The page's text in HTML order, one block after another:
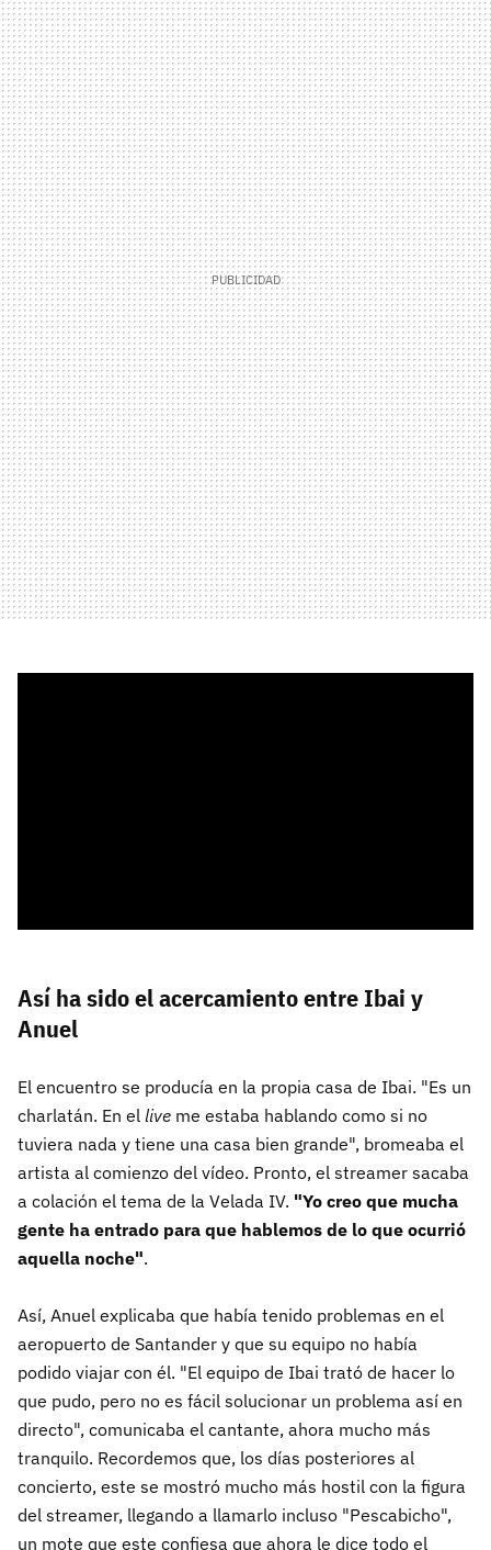
Así ha sido el acercamiento entre Ibai y
Anuel
El encuentro se producía en la propia casa de Ibai. "Es un
charlatán. En el live me estaba hablando como si no
tuviera nada y tiene una casa bien grande", bromeaba el
artista al comienzo del vídeo. Pronto, el streamer sacaba
a colación el tema de la Velada IV. "Yo creo que mucha
gente ha entrado para que hablemos de lo que ocurrió
aquella noche".
Así, Anuel explicaba que había tenido problemas en el
aeropuerto de Santander y que su equipo no había
podido viajar con él. "El equipo de Ibai trató de hacer lo
que pudo, pero no es fácil solucionar un problema así en
directo", comunicaba el cantante, ahora mucho más
tranquilo. Recordemos que, los días posteriores al
concierto, este se mostró mucho más hostil con la figura
del streamer, llegando a llamarlo incluso "Pescabicho",
un mote que este confiesa que ahora le dice todo el